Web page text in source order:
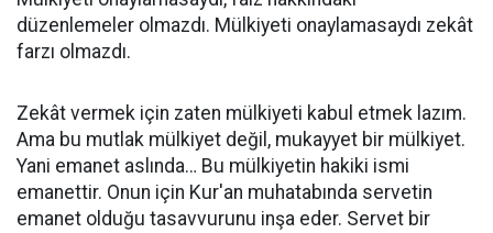
düzenlemeler olmazdı. Mülkiyeti onaylamasaydı zekât
farzı olmazdı.
Zekât vermek için zaten mülkiyeti kabul etmek lazım.
Ama bu mutlak mülkiyet değil, mukayyet bir mülkiyet.
Yani emanet aslında… Bu mülkiyetin hakiki ismi
emanettir. Onun için Kur'an muhatabında servetin
emanet olduğu tasavvurunu inşa eder. Servet bir